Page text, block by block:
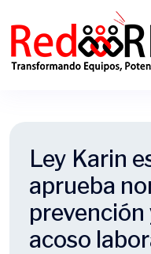
Ley Karin
aprueba
prevención
acoso